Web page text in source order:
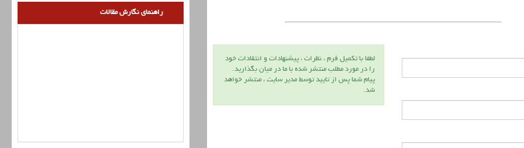
لطفا با تكميل فرم ، نظرات ، پيشنهادات و انتقادات خود
را در مورد مطلب منتشر شده با ما در ميان بگذاريد.
پيام شما پس از تاييد توسط مدير سايت ، منتشر خواهد
شد.
راهنمای نگارش مقالات